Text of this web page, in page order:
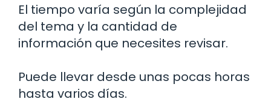
El tiempo varía según la complejidad
del tema y la cantidad de
información que necesites revisar.
Puede llevar desde unas pocas horas
hasta varios días.